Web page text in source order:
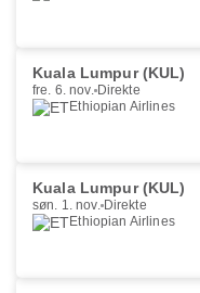
Kuala Lumpur (KUL)
fre. 6. nov. Direkte
Ethiopian Airlines
Kuala Lumpur (KUL)
søn. 1. nov. Direkte
Ethiopian Airlines